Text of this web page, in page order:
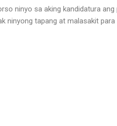
ninyo sa aking kandidatura
ninyong tapang at malasakit